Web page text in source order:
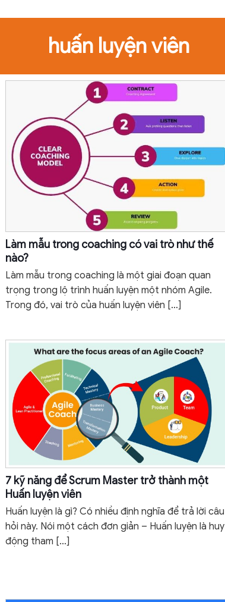
huấn luyện viên
Làm mẫu trong coaching có vai trò như thế
nào?
Làm mẫu trong coaching là một giai đoạn quan
trọng trong lộ trình huấn luyện một nhóm Agile.
Trong đó, vai trò của huấn luyện viên […]
7 kỹ năng để Scrum Master trở thành một
Huấn luyện viên
Huấn luyện là gì? Có nhiều định nghĩa để trả lời câu
hỏi này. Nói một cách đơn giản – Huấn luyện là huy
động tham […]